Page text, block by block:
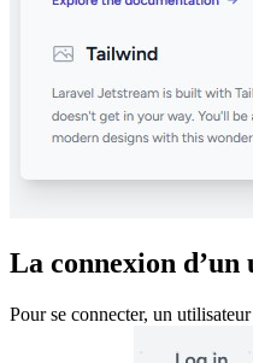
La connexion
Pour se connecter, un